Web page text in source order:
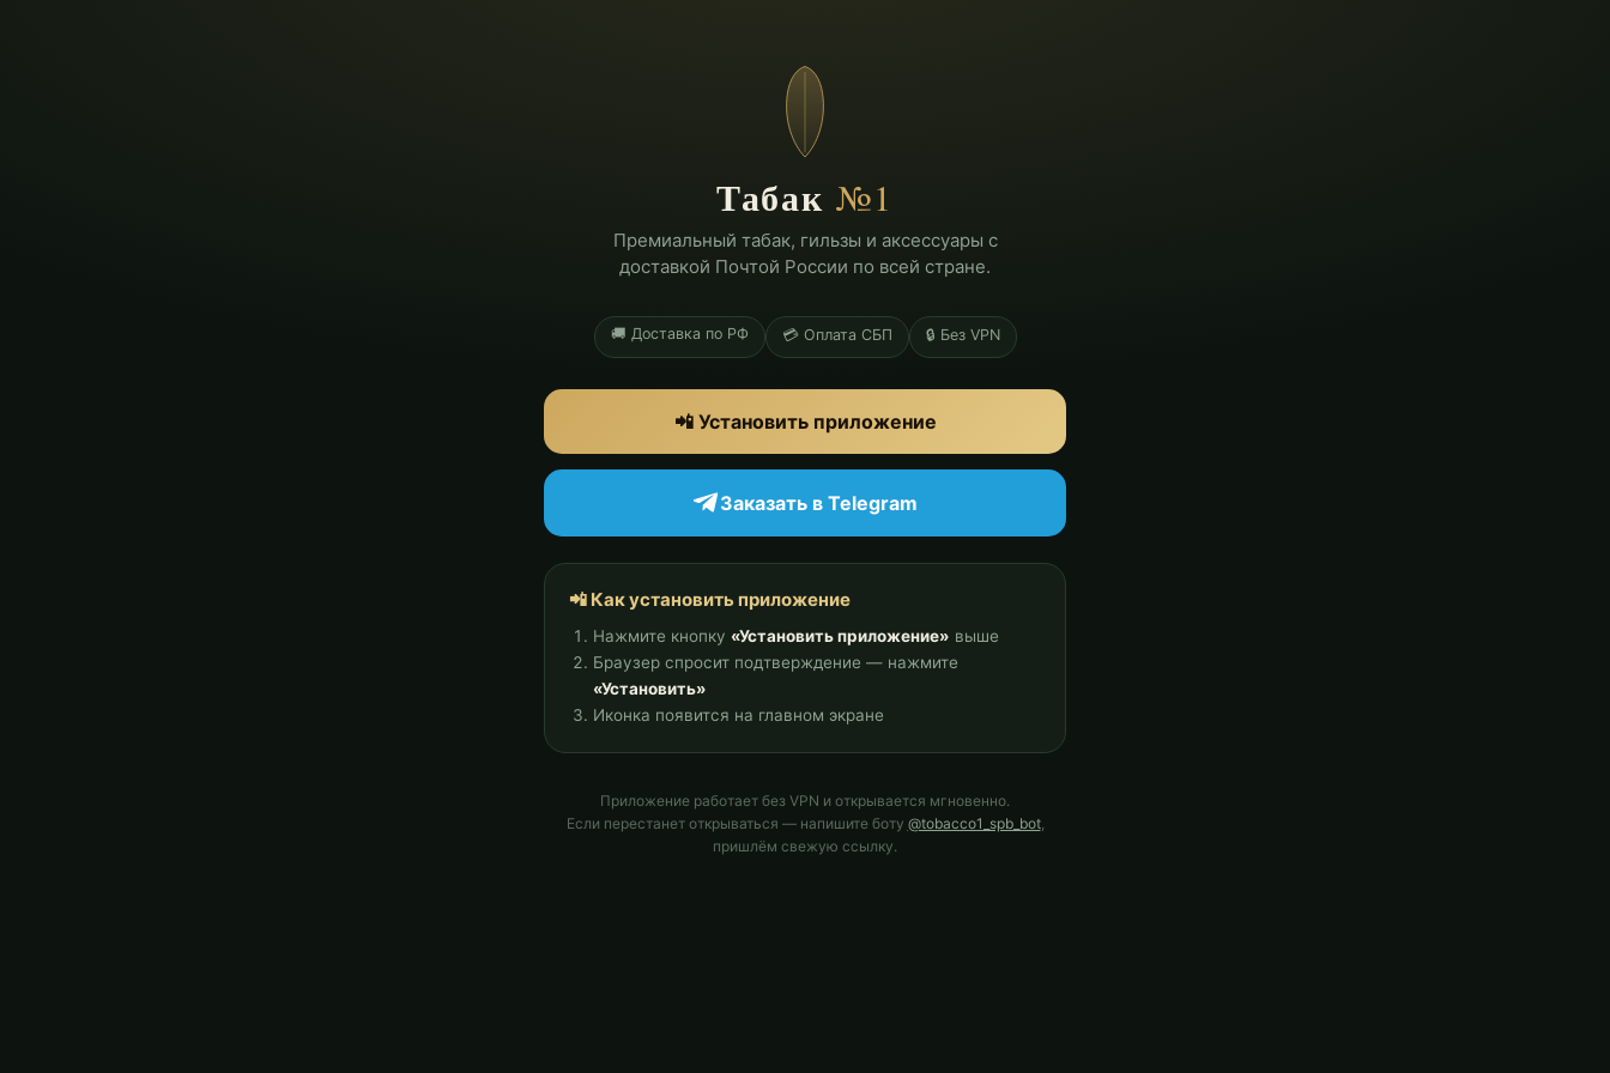
Табак №1
Премиальный табак, гильзы и аксессуары с
доставкой Почтой России по всей стране.
🚚 Доставка по РФ 💳 Оплата СБП 🔒 Без VPN
📲 Установить приложение
Заказать в Telegram
📲 Как установить приложение
Нажмите кнопку «Установить приложение» выше
Браузер спросит подтверждение — нажмите
«Установить»
Иконка появится на главном экране
Приложение работает без VPN и открывается мгновенно.
Если перестанет открываться — напишите боту @tobacco1_spb_bot,
пришлём свежую ссылку.